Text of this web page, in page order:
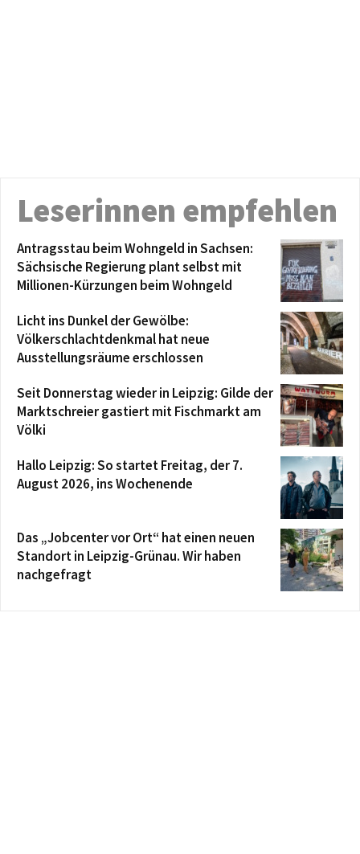
Leserinnen empfehlen
Antragsstau beim Wohngeld in Sachsen:
Sächsische Regierung plant selbst mit
Millionen-Kürzungen beim Wohngeld
Licht ins Dunkel der Gewölbe:
Völkerschlachtdenkmal hat neue
Ausstellungsräume erschlossen
Seit Donnerstag wieder in Leipzig: Gilde der
Marktschreier gastiert mit Fischmarkt am
Völki
Hallo Leipzig: So startet Freitag, der 7.
August 2026, ins Wochenende
Das „Jobcenter vor Ort“ hat einen neuen
Standort in Leipzig-Grünau. Wir haben
nachgefragt